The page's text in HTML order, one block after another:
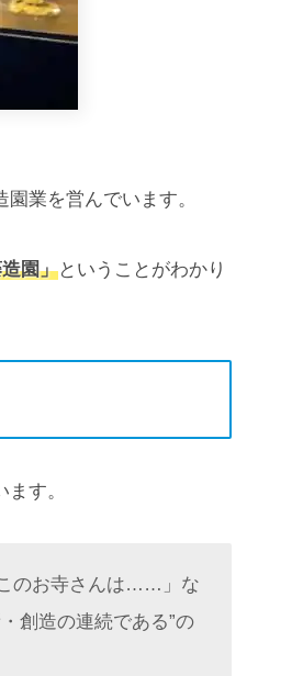
業を営んでいます。
園」ということがわかり
す。
のお寺さんは……」な
創造の連続である”の